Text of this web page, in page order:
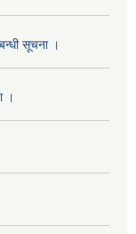
सूचना ।
।